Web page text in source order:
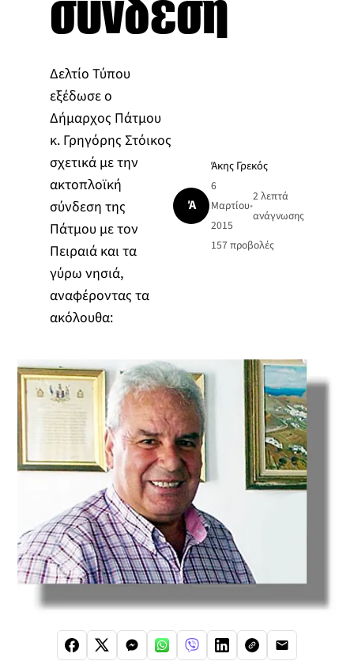
Δελτίο Τύπου
εξέδωσε ο
Δήμαρχος Πάτμου
κ. Γρηγόρης Στόικος
σχετικά με την
ακτοπλοϊκή
σύνδεση της
Πάτμου με τον
Πειραιά και τα
γύρω νησιά,
αναφέροντας τα
ακόλουθα:
Ά
Άκης Γρεκός
6
Μαρτίου
2015
•
2 λεπτά
ανάγνωσης
157 προβολές